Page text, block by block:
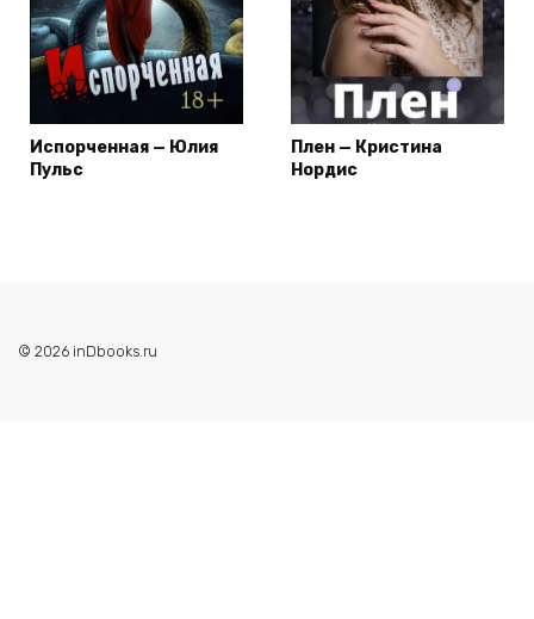
Испорченная — Юлия
Пульс
Плен — Кристина
Нордис
© 2026 inDbooks.ru